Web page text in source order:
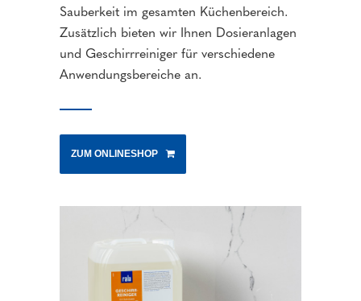
Sauberkeit im gesamten Küchenbereich.
Zusätzlich bieten wir Ihnen Dosieranlagen
und Geschirrreiniger für verschiedene
Anwendungsbereiche an.
ZUM ONLINESHOP